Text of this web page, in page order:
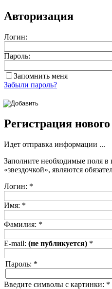
Авторизация
Логин:
Пароль:
Запомнить меня
Забыли пароль?
Регистрация
Идет отправка информации ...
Заполните необходимые поля
«звездочкой», являются
Логин: *
Имя: *
Фамилия: *
E-mail: (не публикуется) *
Пароль: *
Введите символы с картинки: *